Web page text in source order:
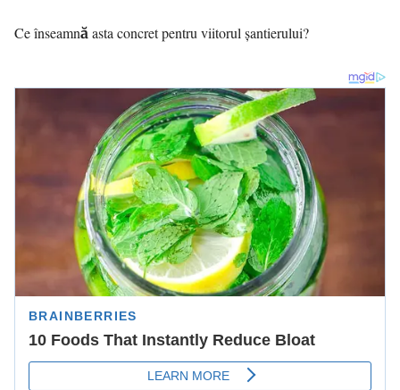
Ce înseamnă asta concret pentru viitorul șantierului?